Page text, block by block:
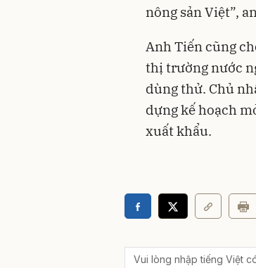
nông sản Việt”,
Anh Tiến cũng
thị trường nước
dùng thử. Chủ
dựng kế hoạch
xuất khẩu.